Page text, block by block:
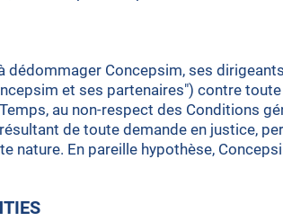
dédommager Concepsim, ses
et ses partenaires") contre
au non-respect des Conditions
de toute demande en justice,
nature. En pareille hypothèse,